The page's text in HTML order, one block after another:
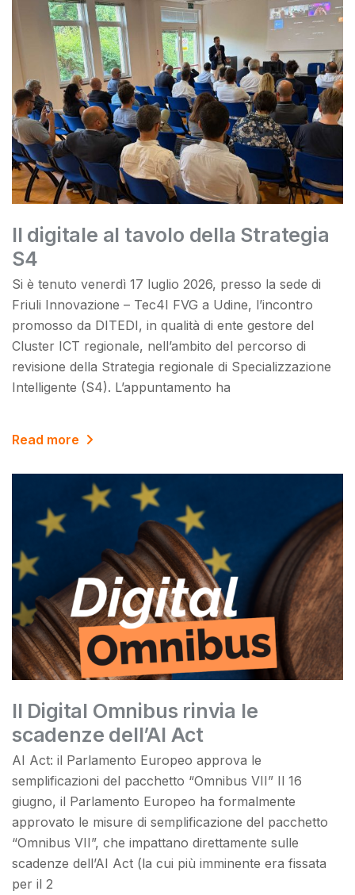
Il digitale al tavolo della Strategia
S4
Si è tenuto venerdì 17 luglio 2026, presso la sede di
Friuli Innovazione – Tec4I FVG a Udine, l’incontro
promosso da DITEDI, in qualità di ente gestore del
Cluster ICT regionale, nell’ambito del percorso di
revisione della Strategia regionale di Specializzazione
Intelligente (S4). L’appuntamento ha
Read more
Il Digital Omnibus rinvia le
scadenze dell’AI Act
AI Act: il Parlamento Europeo approva le
semplificazioni del pacchetto “Omnibus VII” Il 16
giugno, il Parlamento Europeo ha formalmente
approvato le misure di semplificazione del pacchetto
“Omnibus VII”, che impattano direttamente sulle
scadenze dell’AI Act (la cui più imminente era fissata
per il 2